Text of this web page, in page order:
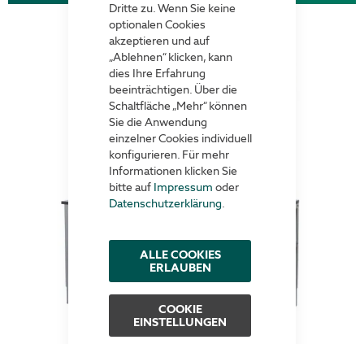
Dritte zu. Wenn Sie keine
optionalen Cookies
akzeptieren und auf
„Ablehnen“ klicken, kann
dies Ihre Erfahrung
beeinträchtigen. Über die
Schaltfläche „Mehr“ können
Sie die Anwendung
einzelner Cookies individuell
konfigurieren. Für mehr
Informationen klicken Sie
bitte auf Impressum oder
Datenschutzerklärung.
ALLE COOKIES
ERLAUBEN
COOKIE
EINSTELLUNGEN